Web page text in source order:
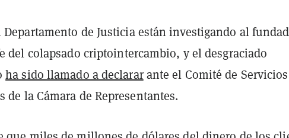
Departamento de Justicia están investigando al
del colapsado criptointercambio, y el desgraciado
ha sido llamado a declararante el Comité de Servicios
de la Cámara de Representantes.